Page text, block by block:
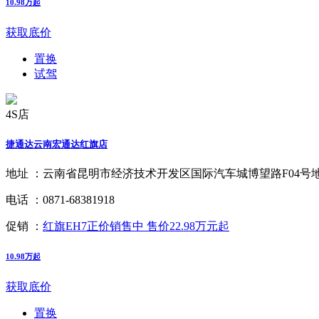
10.98万起
获取底价
置换
试驾
4S店
捷通达云南宏通达红旗店
地址 ： 云南省昆明市经济技术开发区国际汽车城博望路F04号
电话 ： 0871-68381918
促销 ： 红旗EH7正价销售中 售价22.98万元起
10.98万起
获取底价
置换